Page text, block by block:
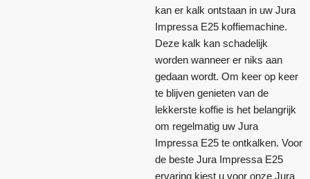
kan er kalk ontstaan in uw Jura
Impressa E25 koffiemachine.
Deze kalk kan schadelijk
worden wanneer er niks aan
gedaan wordt. Om keer op keer
te blijven genieten van de
lekkerste koffie is het belangrijk
om regelmatig uw Jura
Impressa E25 te ontkalken. Voor
de beste Jura Impressa E25
ervaring kiest u voor onze Jura